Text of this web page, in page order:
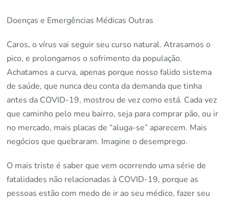
Doenças e Emergências Médicas Outras
Caros, o vírus vai seguir seu curso natural. Atrasamos o
pico, e prolongamos o sofrimento da população.
Achatamos a curva, apenas porque nosso falido sistema
de saúde, que nunca deu conta da demanda que tinha
antes da COVID-19, mostrou de vez como está. Cada vez
que caminho pelo meu bairro, seja para comprar pão, ou ir
no mercado, mais placas de “aluga-se” aparecem. Mais
negócios que quebraram. Imagine o desemprego.
O mais triste é saberque vem ocorrendo uma série de
fatalidades não relacionadas à COVID-19, porque as
pessoas estão com medo de ir ao seu médico, fazer seu